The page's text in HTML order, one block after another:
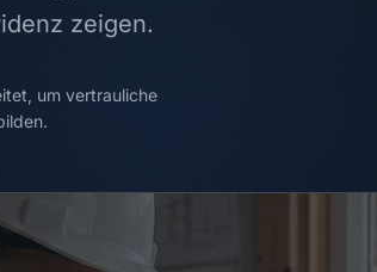
zeigen.
um vertrauliche